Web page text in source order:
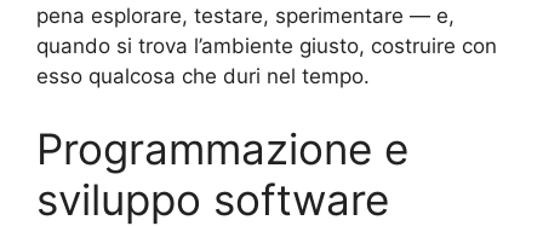
pena esplorare, testare, sperimentare — e,
quando si trova l’ambiente giusto, costruire con
esso qualcosa che duri nel tempo.
Programmazione e
sviluppo software